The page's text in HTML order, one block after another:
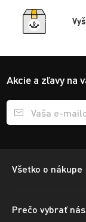
Akcie a zľavy na
Přihlášení e-
Všetko o nákupe
Prečo vybrať